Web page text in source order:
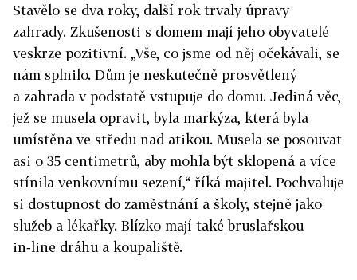
Stavělo se dva roky, další rok trvaly úpravy
zahrady. Zkušenosti s domem mají jeho obyvatelé
veskrze pozitivní. „Vše, co jsme od něj očekávali, se
nám splnilo. Dům je neskutečně prosvětlený
a zahrada v podstatě vstupuje do domu. Jediná věc,
jež se musela opravit, byla markýza, která byla
umístěna ve středu nad atikou. Musela se posouvat
asi o 35 centimetrů, aby mohla být sklopená a více
stínila venkovnímu sezení,“ říká majitel. Pochvaluje
si dostupnost do zaměstnání a školy, stejně jako
služeb a lékařky. Blízko mají také bruslařskou
in‑line dráhu a koupaliště.